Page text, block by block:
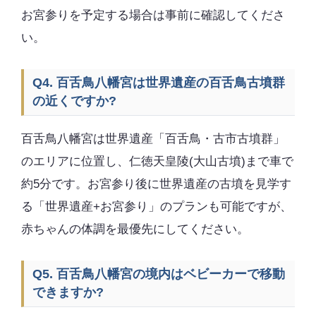
お宮参りを予定する場合は事前に確認してくださ
い。
Q4. 百舌鳥八幡宮は世界遺産の百舌鳥古墳群
の近くですか?
百舌鳥八幡宮は世界遺産「百舌鳥・古市古墳群」
のエリアに位置し、仁徳天皇陵(大山古墳)まで車で
約5分です。お宮参り後に世界遺産の古墳を見学す
る「世界遺産+お宮参り」のプランも可能ですが、
赤ちゃんの体調を最優先にしてください。
Q5. 百舌鳥八幡宮の境内はベビーカーで移動
できますか?